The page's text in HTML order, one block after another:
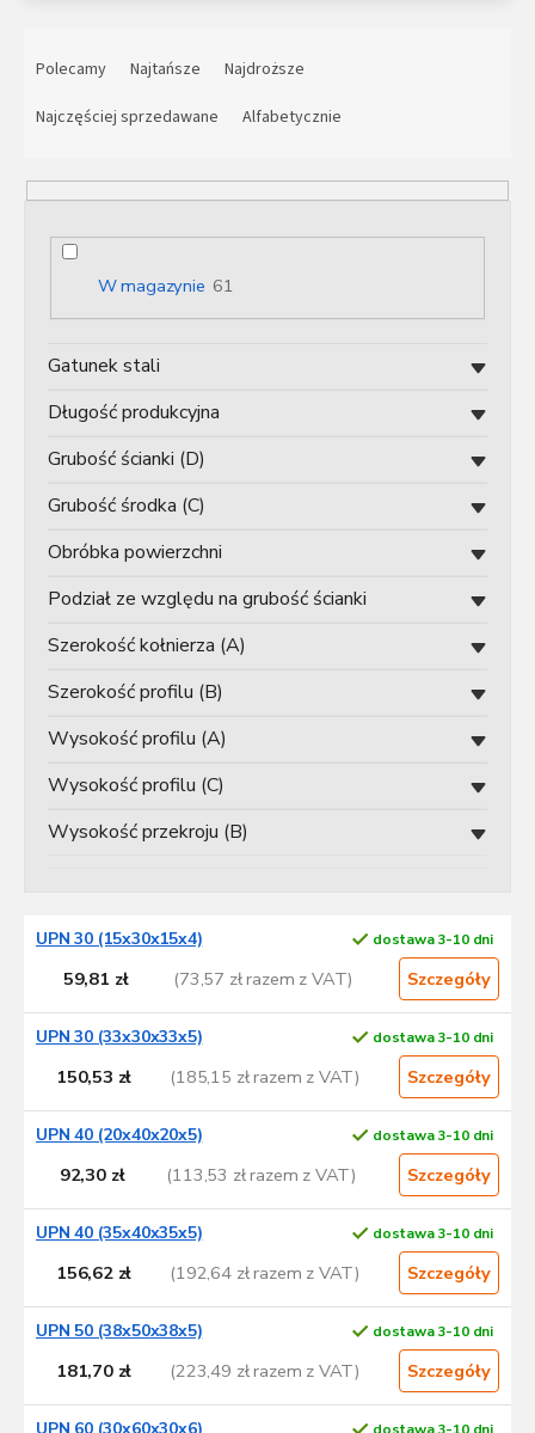
a
Polecamy Najtańsze
Najdroższe
Najczęściej sprzedawane
Alfabetycznie
W magazynie 61
Długość produkcyjna
Gatunek stali
Grubość ścianki (D)
Grubość środka (C)
Obróbka powierzchni
Podział ze względu na grubość ścianki
Szerokość kołnierza (A)
Szerokość profilu (B)
Wysokość profilu (A)
Wysokość profilu (C)
Wysokość przekroju (B)
t
o
d
t
UPN 30 (15x30x15x4) dostawa 3-10 dni
59,81 zł (73,57 zł razem z VAT) Szczegóły
UPN 30 (33x30x33x5) dostawa 3-10 dni
150,53 zł (185,15 zł razem z VAT) Szczegóły
UPN 40 (20x40x20x5) dostawa 3-10 dni
92,30 zł (113,53 zł razem z VAT) Szczegóły
UPN 40 (35x40x35x5) dostawa 3-10 dni
156,62 zł (192,64 zł razem z VAT) Szczegóły
UPN 50 (38x50x38x5) dostawa 3-10 dni
181,70 zł (223,49 zł razem z VAT) Szczegóły